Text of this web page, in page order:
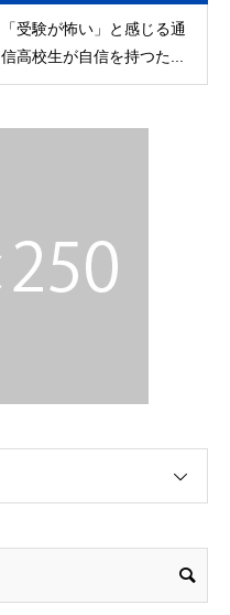
「受験が怖い」と感じる通
信高校生が自信を持つた...